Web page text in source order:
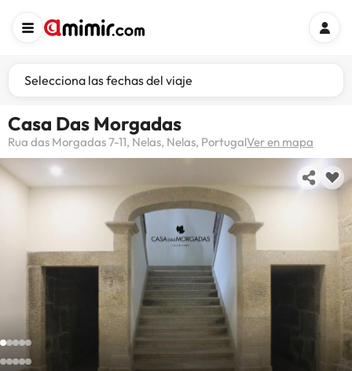
Selecciona las fechas del viaje
Casa Das Morgadas
Rua das Morgadas 7-11, Nelas, Nelas, PortugalVer en mapa